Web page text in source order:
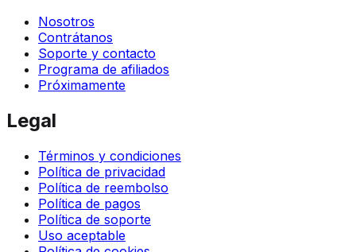
Nosotros
Contrátanos
Soporte y contacto
Programa de afiliados
Próximamente
Legal
Términos y condiciones
Política de privacidad
Política de reembolso
Política de pagos
Política de soporte
Uso aceptable